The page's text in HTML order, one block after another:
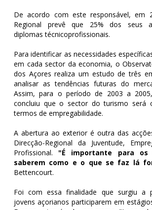
De acordo com este responsável, em
Regional prevê que 25% dos seus
diplomas técnicoprofissionais.
Para identificar as necessidades
em cada sector da economia, o
dos Açores realiza um estudo de três
analisar as tendências futuras do
Assim, para o período de 2003 a
concluiu que o sector do turismo será
termos de empregabilidade.
A abertura ao exterior é outra das
Direcção-Regional da Juventude,
Profissional. "É importante para os
saberem como e o que se faz lá
Bettencourt.
Foi com essa finalidade que surgiu a
jovens açorianos participarem em